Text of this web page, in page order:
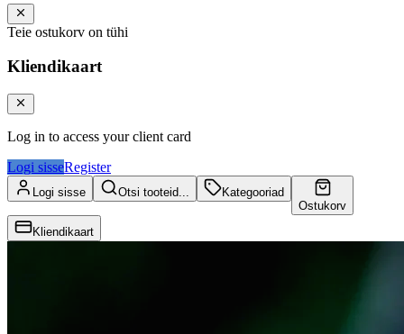
Teie ostukorv on tühi
Kliendikaart
Log in to access your client card
Logi sisseRegister
Logi sisse Otsi tooteid...
Kategooriad
Ostukorv
Kliendikaart